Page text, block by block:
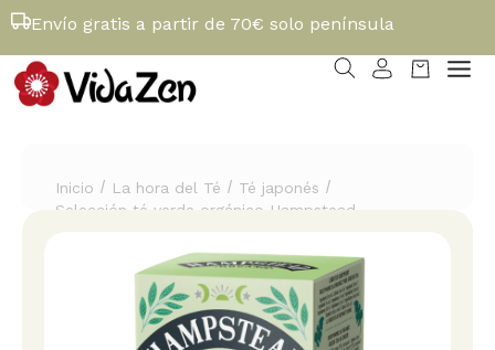
Envío gratis a partir de 70€ solo península
Inicio / La hora del Té / Té japonés /
Selección té verde orgánico Hampstead